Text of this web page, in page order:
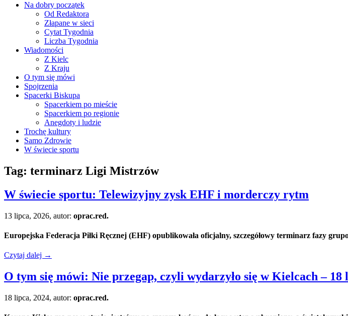
Na dobry początek
Od Redaktora
Złapane w sieci
Cytat Tygodnia
Liczba Tygodnia
Wiadomości
Z Kielc
Z Kraju
O tym się mówi
Spojrzenia
Spacerki Biskupa
Spacerkiem po mieście
Spacerkiem po regionie
Anegdoty i ludzie
Trochę kultury
Samo Zdrowie
W świecie sportu
Tag: terminarz Ligi Mistrzów
W świecie sportu: Telewizyjny zysk EHF i morderczy rytm
13 lipca, 2026, autor: oprac.red.
Europejska Federacja Piłki Ręcznej (EHF) opublikowała oficjalny, szczegółowy terminarz fazy
Czytaj dalej →
O tym się mówi: Nie przegap, czyli wydarzyło się w Kielcach – 18
18 lipca, 2024, autor: oprac.red.